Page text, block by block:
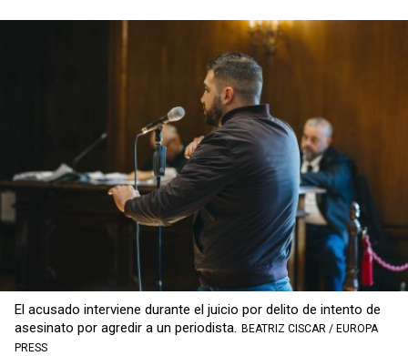
El acusado interviene durante el juicio por delito de intento de
asesinato por agredir a un periodista. BEATRIZ CISCAR / EUROPA
PRESS